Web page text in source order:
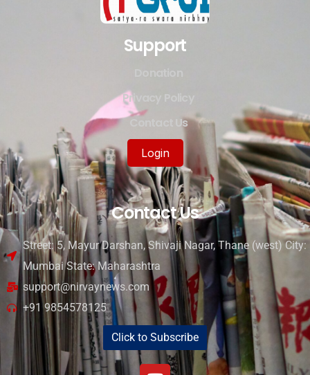
Support
Privacy Policy
Contact Us
Login
Contact Us
Street: 5, Mayur Darshan, Shivaji Nagar, Thane (west) City:
Mumbai State: Maharashtra
support@nirvaynews.com
+91 9854578125
Click to Subscribe